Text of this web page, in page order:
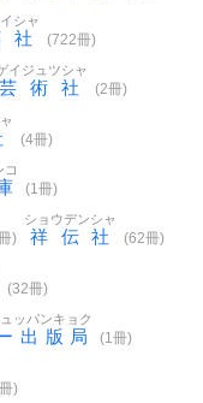
社
シャ
(722冊)
術社
イジュツシャ
(2冊)
(4冊)
コ
(1冊)
) 祥伝社
ショウデンシャ
(62冊)
(32冊)
出版局
ッパンキョク
(1冊)
)